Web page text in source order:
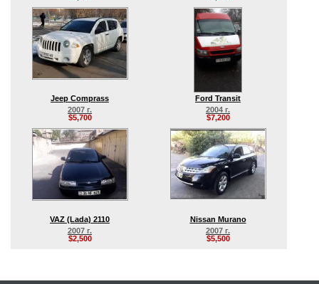
Jeep Comprass
2007 г.
$5,700
Ford Transit
2004 г.
$7,200
VAZ (Lada) 2110
2007 г.
$2,500
Nissan Murano
2007 г.
$5,500